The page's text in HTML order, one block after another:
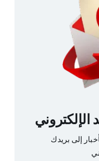
الإلكتروني
إلى بريدك